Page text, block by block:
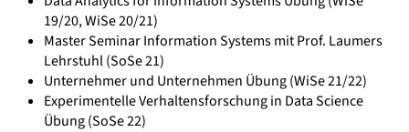
19/20, WiSe 20/21)
Master Seminar Information Systems mit Prof. Laumers
Lehrstuhl (SoSe 21)
Unternehmer und Unternehmen Übung (WiSe 21/22)
Experimentelle Verhaltensforschung in Data Science
Übung (SoSe 22)